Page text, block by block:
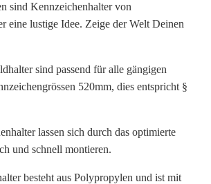
sind Kennzeichenhalter von
eine lustige Idee. Zeige der Welt Deinen
sind passend für alle gängigen
520mm, dies entspricht §
lassen sich durch das optimierte
und schnell montieren.
besteht aus Polypropylen und ist mit